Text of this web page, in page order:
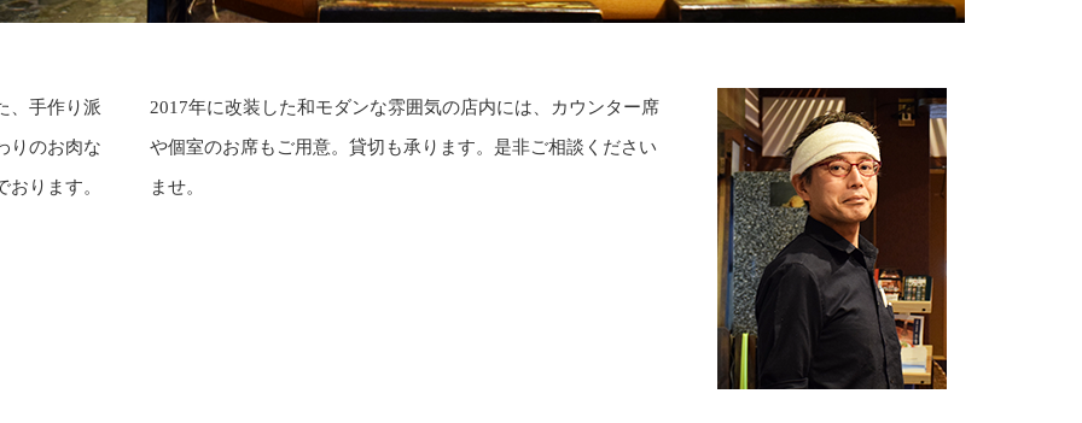
、手作り派
りのお肉な
ります。
2017年に改装した和モダンな雰囲気の店内には、カウンター席
や個室のお席もご用意。貸切も承ります。是非ご相談ください
ませ。